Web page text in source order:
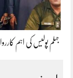
جہلم پولیس کی اہم